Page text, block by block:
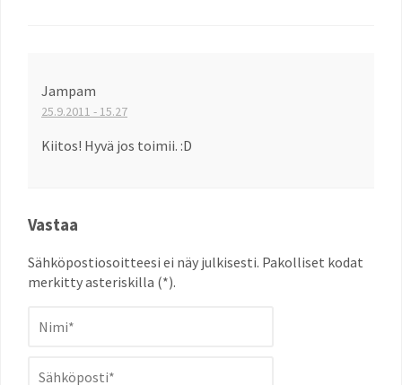
Jampam
25.9.2011 - 15.27
Kiitos! Hyvä jos toimii. :D
Vastaa
Sähköpostiosoitteesi ei näy julkisesti. Pakolliset kodat
merkitty asteriskilla (*).